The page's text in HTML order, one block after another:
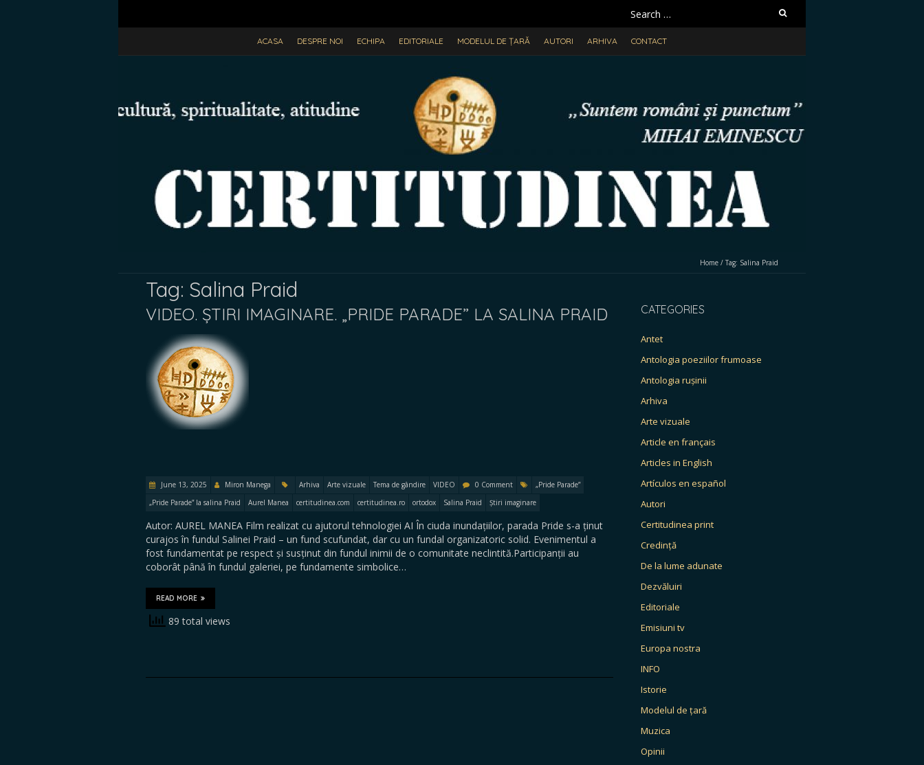
Search
for:
ACASA DESPRE NOI ECHIPA EDITORIALE MODELUL DE ȚARĂ AUTORI ARHIVA CONTACT
Home / Tag: Salina Praid
Tag: Salina Praid
VIDEO. ȘTIRI IMAGINARE. „PRIDE PARADE” LA SALINA PRAID
June 13, 2025 Miron Manega Arhiva Arte vizuale Tema de gândire VIDEO 0 Comment
„Pride Parade”
„Pride Parade” la salina Praid
Aurel Manea certitudinea.com certitudinea.ro ortodox Salina Praid Știri imaginare
Autor: AUREL MANEA Film realizat cu ajutorul tehnologiei AI În ciuda inundațiilor, parada Pride s-a ținut
curajos în fundul Salinei Praid – un fund scufundat, dar cu un fundal organizatoric solid. Evenimentul a
fost fundamentat pe respect și susținut din fundul inimii de o comunitate neclintită.Participanții au
coborât până în fundul galeriei, pe fundamente simbolice…
READ MORE
89 total views
CATEGORIES
Antet
Antologia poeziilor frumoase
Antologia rușinii
Arhiva
Arte vizuale
Article en français
Articles in English
Artículos en español
Autori
Certitudinea print
Credință
De la lume adunate
Dezvăluiri
Editoriale
Emisiuni tv
Europa nostra
INFO
Istorie
Modelul de țară
Muzica
Opinii